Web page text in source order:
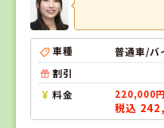
車種
普通車/バ
割引
料金
220,000
税込